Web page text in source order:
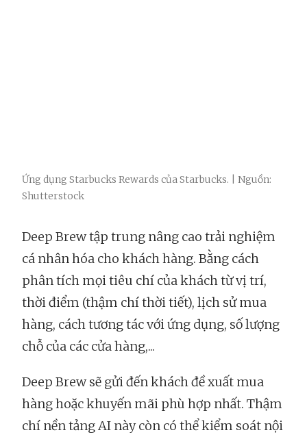
Ứng dụng Starbucks Rewards của Starbucks. | Nguồn:
Shutterstock
Deep Brew tập trung nâng cao trải nghiệm
cá nhân hóa cho khách hàng. Bằng cách
phân tích mọi tiêu chí của khách từ vị trí,
thời điểm (thậm chí thời tiết), lịch sử mua
hàng, cách tương tác với ứng dụng, số lượng
chỗ của các cửa hàng,...
Deep Brew sẽ gửi đến khách đề xuất mua
hàng hoặc khuyến mãi phù hợp nhất. Thậm
chí nền tảng AI này còn có thể kiểm soát nội